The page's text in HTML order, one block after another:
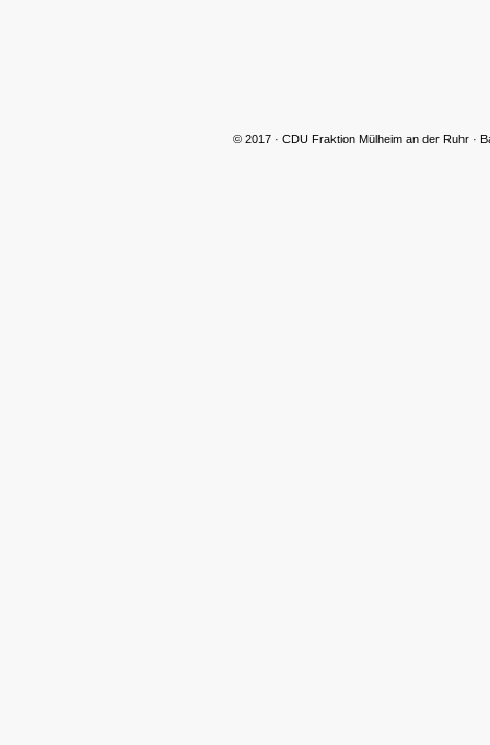
© 2017 · CDU Fraktion Mülheim an der Ruhr ·